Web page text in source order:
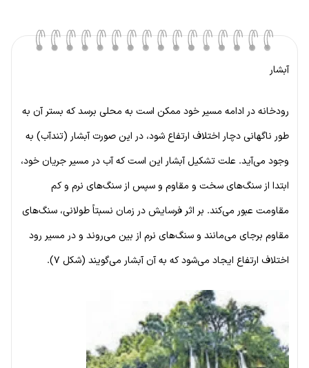
آبشار
رودخانه در ادامه مسیر خود ممکن است به محلی برسد که بستر آن به
طور ناگهانی دچار اختلاف ارتفاع شود، در این صورت آبشار (تندآب) به
وجود می‌آید. علت تشکیل آبشار این است که آب در مسیر جریان خود،
ابتدا از سنگ‌های سخت و مقاوم و سپس از سنگ‌های نرم و کم
مقاومت عبور می‌کند. بر اثر فرسایش در زمان نسبتاً طولانی، سنگ‌های
مقاوم برجای می‌مانند و سنگ‌های نرم از بین می‌روند و در مسیر رود
اختلاف ارتفاع ایجاد می‌شود که به آن آبشار می‌گویند (شکل ۷).